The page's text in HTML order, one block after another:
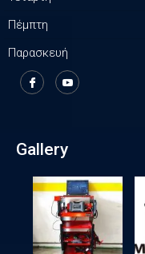
Πέμπτη
Παρασκευή
Gallery